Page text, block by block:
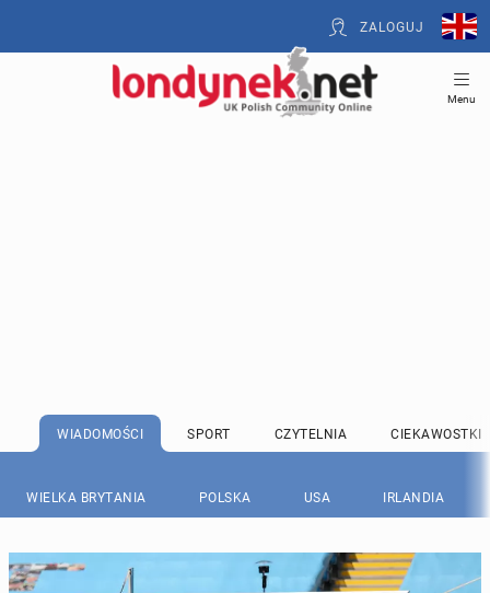
ZALOGUJ
Menu
WIADOMOŚCI SPORT CZYTELNIA CIEKAWOSTKI
WIELKA BRYTANIA POLSKA USA IRLANDIA